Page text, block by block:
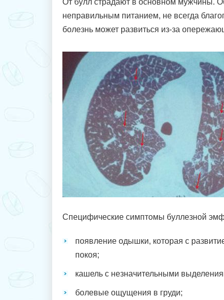
От булл страдают в основном мужчины.
неправильным питанием, не всегда
болезнь может развиться из-за
Специфические симптомы буллезной
появление одышки, которая с
покоя;
кашель с незначительными
болевые ощущения в груди;